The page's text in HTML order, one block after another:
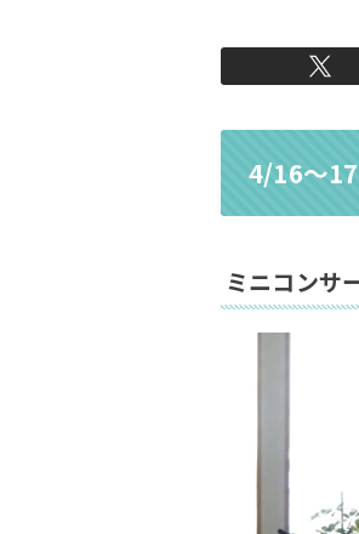
4/16～
ミニコンサ